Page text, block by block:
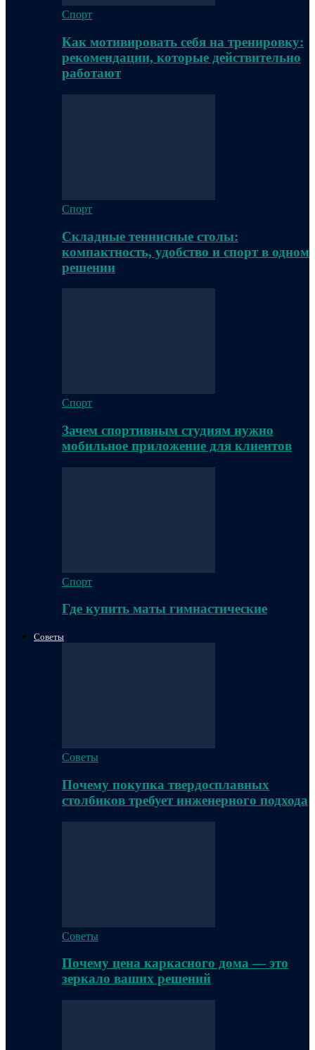
Спорт
Как мотивировать себя на тренировку:
рекомендации, которые действительно
работают
Спорт
Складные теннисные столы:
компактность, удобство и спорт в одном
решении
Спорт
Зачем спортивным студиям нужно
мобильное приложение для клиентов
Спорт
Где купить маты гимнастические
Советы
Советы
Почему покупка твердосплавных
столбиков требует инженерного подхода
Советы
Почему цена каркасного дома — это
зеркало ваших решений